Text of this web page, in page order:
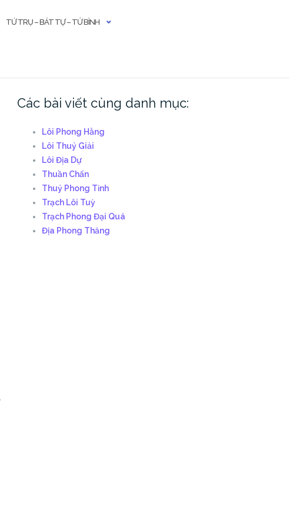
TỨ TRỤ – BÁT TỰ – TỬ BÌNH
Các bài viết cùng danh mục:
Lôi Phong Hằng
Lôi Thuỷ Giải
Lôi Địa Dự
Thuần Chấn
Thuỷ Phong Tỉnh
Trạch Lôi Tuỳ
Trạch Phong Đại Quá
Địa Phong Thăng